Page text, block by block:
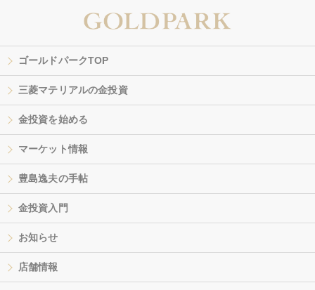
ゴールドパークTOP
三菱マテリアルの金投資
金投資を始める
マーケット情報
豊島逸夫の手帖
金投資入門
お知らせ
店舗情報